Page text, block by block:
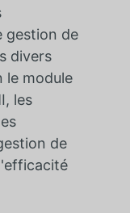
gestion de
divers
le module
les
de